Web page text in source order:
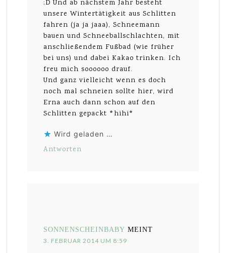
;D Und ab nächstem Jahr besteht
unsere Wintertätigkeit aus Schlitten
fahren (ja ja jaaa), Schneemann
bauen und Schneeballschlachten, mit
anschließendem Fußbad (wie früher
bei uns) und dabei Kakao trinken. Ich
freu mich soooooo drauf.
Und ganz vielleicht wenn es doch
noch mal schneien sollte hier, wird
Erna auch dann schon auf den
Schlitten gepackt *hihi*
Wird geladen …
Antworten
SONNENSCHEINBABY MEINT
3. FEBRUAR 2014 UM 8:59